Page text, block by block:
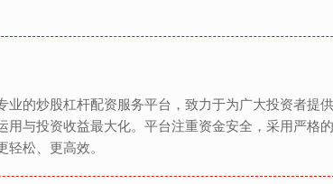
业的炒股杠杆配资服务平台，致力于为广大投资者
用与投资收益最大化。平台注重资金安全，采用严
松、更高效。